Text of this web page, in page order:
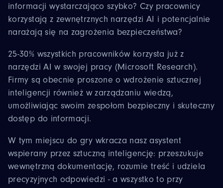
informacji wystarczająco szybko? Czy pracownicy
korzystają z zewnętrznych narzędzi AI i potencjalnie
narażają się na zagrożenia bezpieczeństwa?
25-30% wszystkich pracowników korzysta już z
narzędzi AI w swojej pracy (Microsoft Research).
Firmy są obecnie proszone o wdrożenie sztucznej
inteligencji również w zarządzaniu wiedzą,
umożliwiając swoim zespołom bezpieczny i skuteczny
dostęp do informacji.
W tym miejscu do gry wkracza nasz asystent
wspierany przez sztuczną inteligencję: przeszukuje
wewnętrzną dokumentację, rozumie treść i udziela
precyzyjnych odpowiedzi - a wszystko to przy